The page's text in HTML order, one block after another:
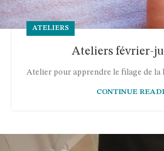
ATELIERS
Ateliers février-
Atelier pour apprendre le filage de la
CONTINUE